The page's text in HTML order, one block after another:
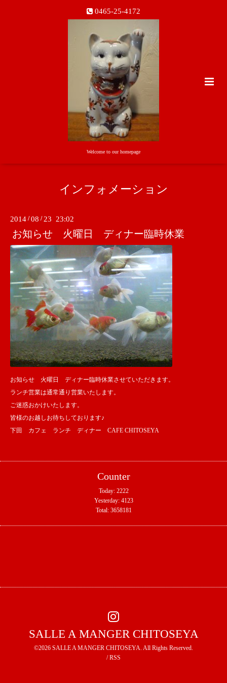
0465-25-4172
Welcome to our homepage
インフォメーション
2014 /08 / 23 23:02
お知らせ 火曜日 ディナー臨時休業
お知らせ 火曜日 ディナー臨時休業させていただきます。
ランチ営業は通常通り営業いたします。
ご迷惑おかけいたします。
皆様のお越しお待ちしております♪
下田 カフェ ランチ ディナー CAFE CHITOSEYA
Counter
Today: 2222
Yesterday: 4123
Total: 3658181
SALLE A MANGER CHITOSEYA
©2026 SALLE A MANGER CHITOSEYA. All Rights Reserved.
/RSS